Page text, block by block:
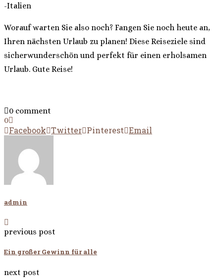
-Italien
Worauf warten Sie also noch? Fangen Sie noch heute an,
Ihren nächsten Urlaub zu planen! Diese Reiseziele sind
sicherwunderschön und perfekt für einen erholsamen
Urlaub. Gute Reise!
0 comment
0
Facebook Twitter Pinterest Email
admin
previous post
Ein großer Gewinn für alle
next post